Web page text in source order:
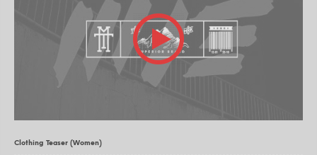
Clothing Teaser (Women)